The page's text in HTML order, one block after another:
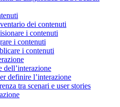
dei contenuti
i contenuti
i contenuti
i contenuti
dell’interazione
definire l’interazione
tra scenari e user stories